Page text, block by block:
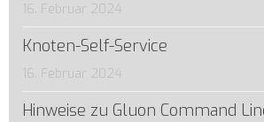
16. Februar 2024
Knoten-Self-Service
16. Februar 2024
Hinweise zu Gluon Command